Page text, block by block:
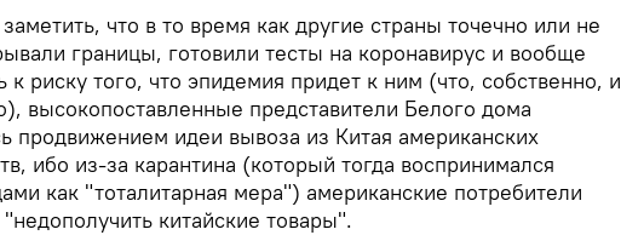
что в то время как другие страны точечно или не
границы, готовили тесты на коронавирус и вообще
к риску того, что эпидемия придет к ним (что, собственно, и
высокопоставленные представители Белого дома
продвижением идеи вывоза из Китая американских
ибо из-за карантина (который тогда воспринимался
как "тоталитарная мера") американские потребители
китайские товары".